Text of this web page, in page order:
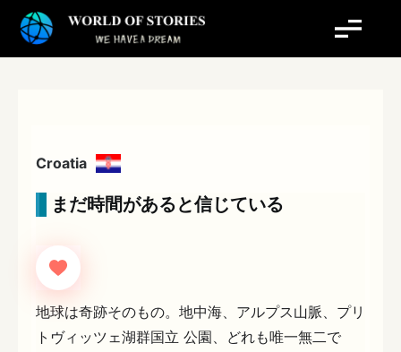
Croatia
まだ時間があると信じている
地球は奇跡そのもの。地中海、アルプス山脈、プリ
トヴィッツェ湖群国立 公園、どれも唯一無二で